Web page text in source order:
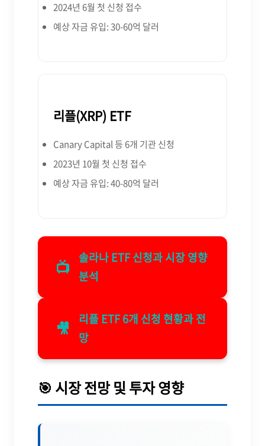
2024년 6월 첫 신청 접수
예상 자금 유입: 30-60억 달러
리플(XRP) ETF
Canary Capital 등 6개 기관 신청
2023년 10월 첫 신청 접수
예상 자금 유입: 40-80억 달러
📺
솔라나 ETF 신청과 시장 영향
분석
🎥
리플 ETF 6개 신청 현황과 전
망
🎯 시장 전망 및 투자 영향